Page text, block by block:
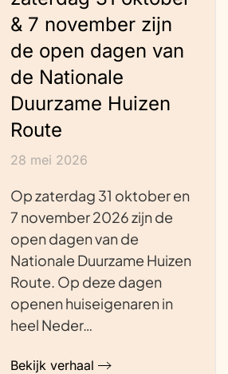
& 7 november zijn
de open dagen van
de Nationale
Duurzame Huizen
Route
28 mei 2026
Op zaterdag 31 oktober en
7 november 2026 zijn de
open dagen van de
Nationale Duurzame Huizen
Route. Op deze dagen
openen huiseigenaren in
heel Neder…
Bekijk verhaal